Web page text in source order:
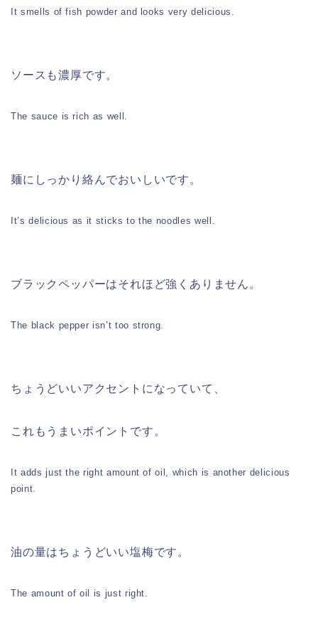
It smells of fish powder and looks very delicious.
ソースも濃厚です。
The sauce is rich as well.
麺にしっかり絡んでおいしいです。
It’s delicious as it sticks to the noodles well.
ブラックペッパーはそれほど強くありません。
The black pepper isn’t too strong.
ちょうどいいアクセントになっていて、
これもうまいポイントです。
It adds just the right amount of oil, which is another delicious
point.
油の量はちょうどいい塩梅です。
The amount of oil is just right.